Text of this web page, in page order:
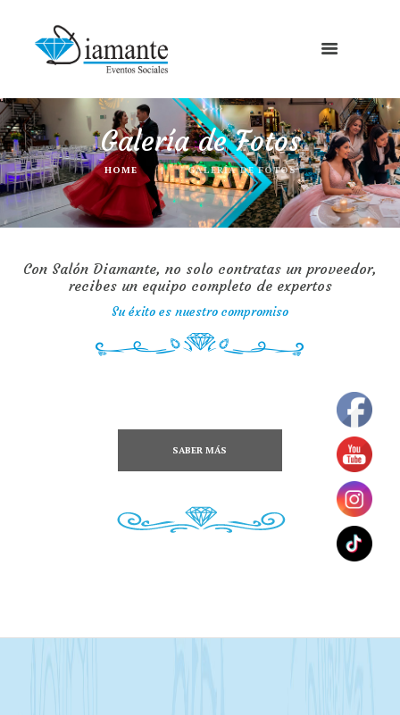
Galería de Fotos
HOME GALERÍA DE FOTOS
Con Salón Diamante, no solo contratas un proveedor,
recibes un equipo completo de expertos
Su éxito es nuestro compromiso
SABER MÁS